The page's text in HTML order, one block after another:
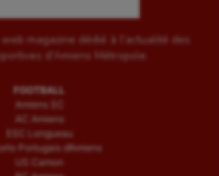
web magazine dédié à l'actualité des
d'Amiens Métropole.
FOOTBALL
Amiens SC
AC Amiens
ESC Longueau
Portugais d’Amiens
US Camon